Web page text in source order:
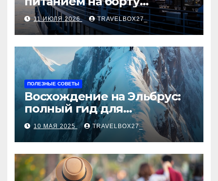
теплохода
11 ИЮЛЯ 2026 TRAVELBOX27_
ПОЛЕЗНЫЕ СОВЕТЫ
Восхождение на Эльбрус:
полный гид для
покорителя высочайшей
вершины Европы
10 МАЯ 2025 TRAVELBOX27_